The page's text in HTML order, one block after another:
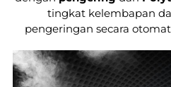
tingkat kelembapan
pengeringan secara